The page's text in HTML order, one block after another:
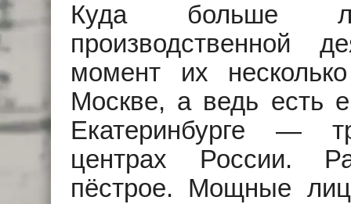
Куда больше
производственной
момент их
Москве, а ведь есть
Екатеринбурге —
центрах России.
пёстрое. Мощные